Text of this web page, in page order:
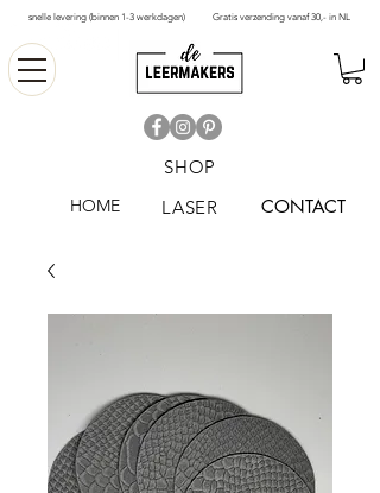
snelle levering (binnen 1-3 werkdagen) Gratis verzending vanaf 30,- in NL
HOME CONTACT
LASER
SHOP